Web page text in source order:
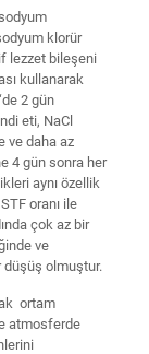
klorür
lezzet bileşeni
kullanarak
2 gün
eti, NaCl
ve daha az
4 gün sonra her
aynı özellik
oranı ile
çok az bir
ve
düşüş olmuştur.
ortam
atmosferde